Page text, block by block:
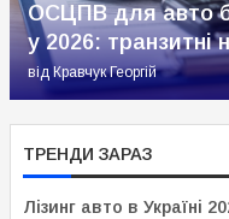
ОСЦПВ для авто
у 2026: транзитні
від Кравчук Георгій
ТРЕНДИ ЗАРАЗ
Лізинг авто в Україні